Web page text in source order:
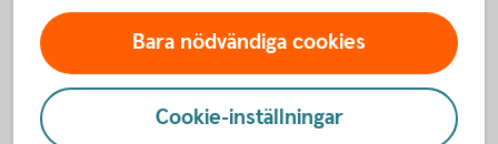
Tro på sig själva, hög arbetsmoral och att ta hjälp av en
mentor eller de som har erfarenhet i branschen är Erik och
Pierres tips till de som går och drömmer om att driva eget
företag.
Bara nödvändiga cookies
Cookie-inställningar